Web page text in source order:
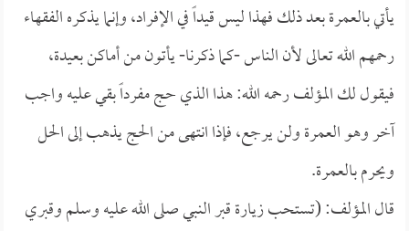
يأتي بالعمرة بعد ذلك فهذا ليس قيداً في الإفراد، وإنما يذكره الفقهاء
رحمهم الله تعالى لأن الناس -كما ذكرنا- يأتون من أماكن بعيدة،
فيقول لك المؤلف رحمه الله: هذا الذي حج مفرداً بقي عليه واجب
آخر وهو العمرة ولن يرجع، فإذا انتهى من الحج يذهب إلى الحل
ويحرم بالعمرة.
قال المؤلف: (تستحب زيارة قبر النبي صلى الله عليه وسلم وقبري